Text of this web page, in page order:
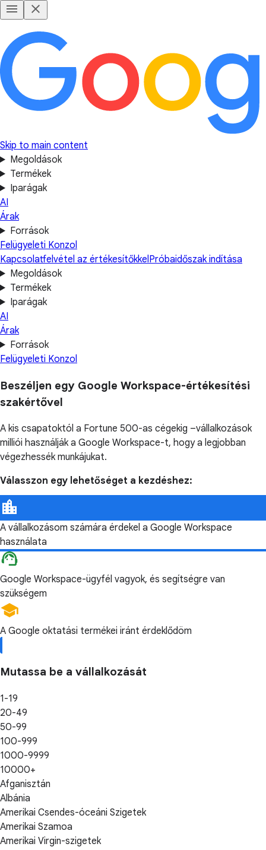
Skip to main content
Megoldások
Termékek
Iparágak
AI
Árak
Források
Felügyeleti Konzol
Kapcsolatfelvétel az értékesítőkkelPróbaidőszak indítása
Megoldások
Termékek
Iparágak
AI
Árak
Források
Felügyeleti Konzol
Beszéljen egy Google Workspace-értékesítési
szakértővel
A kis csapatoktól a Fortune 500-as cégekig –vállalkozások
milliói használják a Google Workspace-t, hogy a legjobban
végezhessék munkájukat.
Válasszon egy lehetőséget a kezdéshez:
A vállalkozásom számára érdekel a Google Workspace
használata
Google Workspace-ügyfél vagyok, és segítségre van
szükségem
A Google oktatási termékei iránt érdeklődöm
Mutassa be a vállalkozását
1-19
20-49
50-99
100-999
1000-9999
10000+
Afganisztán
Albánia
Amerikai Csendes-óceáni Szigetek
Amerikai Szamoa
Amerikai Virgin-szigetek